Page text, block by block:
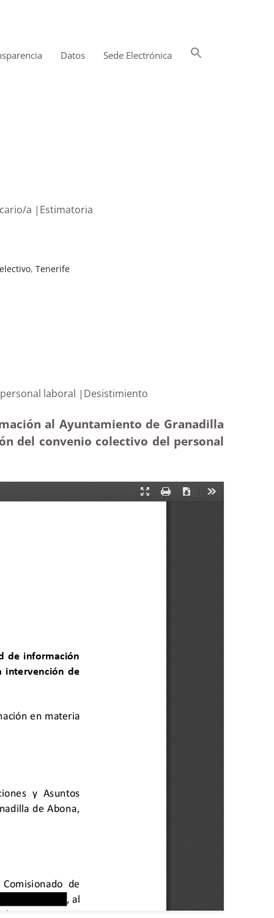
Datos Sede Electrónica
a |Estimatoria
,Tenerife
del personal laboral |Desistimiento
al Ayuntamiento de Granadilla
del convenio colectivo del personal